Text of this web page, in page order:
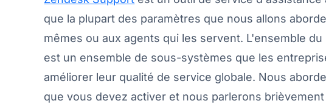
que la plupart des paramètres que nous allons
mêmes ou aux agents qui les servent. L'ensemble
est un ensemble de sous-systèmes que les
améliorer leur qualité de service globale. Nous
que vous devez activer et nous parlerons